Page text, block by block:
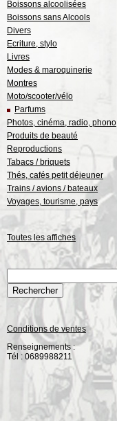
Boissons alcoolisées
Boissons sans Alcools
Divers
Ecriture, stylo
Livres
Modes & maroquinerie
Montres
Moto/scooter/vélo
Parfums
Photos, cinéma, radio, phono
Produits de beauté
Reproductions
Tabacs / briquets
Thés, cafés petit déjeuner
Trains / avions / bateaux
Voyages, tourisme, pays
Toutes les affiches
Conditions de ventes
Renseignements :
Tél : 0689988211